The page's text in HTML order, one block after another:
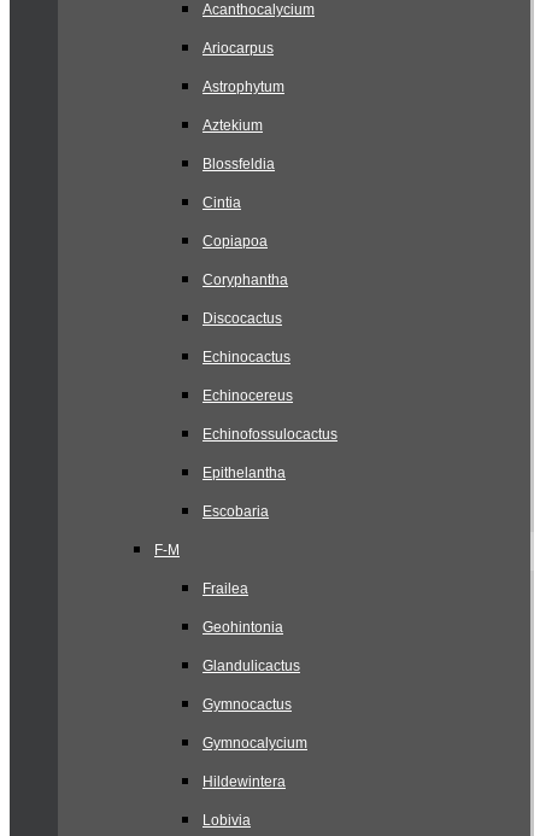
Acanthocalycium
Ariocarpus
Astrophytum
Aztekium
Blossfeldia
Cintia
Copiapoa
Coryphantha
Discocactus
Echinocactus
Echinocereus
Echinofossulocactus
Epithelantha
Escobaria
F-M
Frailea
Geohintonia
Glandulicactus
Gymnocactus
Gymnocalycium
Hildewintera
Lobivia